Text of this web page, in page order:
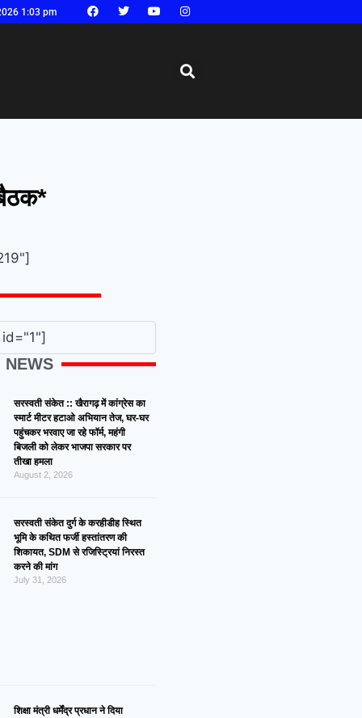
1:03 pm
NEWS
सरस्वती संकेत :: खैरागढ़ में कांग्रेस का
स्मार्ट मीटर हटाओ अभियान तेज, घर-घर
पहुंचकर भरवाए जा रहे फॉर्म, महंगी
बिजली को लेकर भाजपा सरकार पर
तीखा हमला
August 2, 2026
सरस्वती संकेत दुर्ग के करहीडीह स्थित
भूमि के कथित फर्जी हस्तांतरण की
शिकायत, SDM से रजिस्ट्रियां निरस्त
करने की मांग
July 31, 2026
शिक्षा मंत्री धर्मेंद्र प्रधान ने दिया